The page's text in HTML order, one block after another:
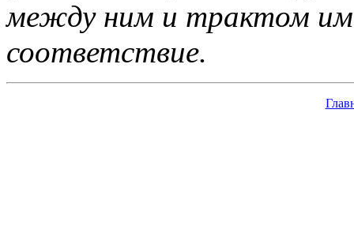
между ним и трактом
соответствие.